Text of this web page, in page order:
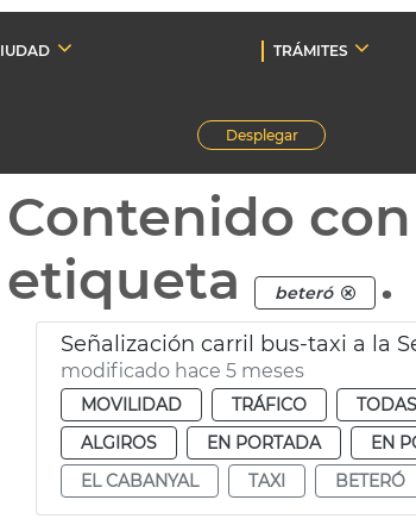
TRÁMITES
Desplegar
Contenido
etiqueta
beteró .
Señalización carril bus-taxi a la
modificado hace 5 meses
MOVILIDAD TRÁFICO
ALGIROS
EN PORTADA EN
EL CABANYAL
TAXI BETERÓ